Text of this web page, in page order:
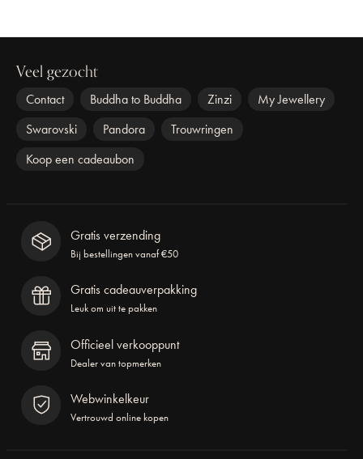
Veel gezocht
Contact Buddha to Buddha Zinzi
My Jewellery
Swarovski
Pandora
Trouwringen
Koop een cadeaubon
Gratis verzending
Bij bestellingen vanaf €50
Gratis cadeauverpakking
Leuk om uit te pakken
Officieel verkooppunt
Dealer van topmerken
Webwinkelkeur
Vertrouwd online kopen